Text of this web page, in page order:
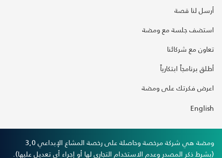
أرسل لنا قصة
استضف جلسة مع ومضة
تعاون مع شركائنا
أطلق برنامجاً ابتكارياً
اعرض فكرتك على ومضة
English
ومضة هي شركة مرخصة وحاصلة على رخصة المشاع الإبداعي 3,0
(بشرط ذكر المصدر وعدم الاستخدام التجاري لها أو إجراء أي تعديل عليها).